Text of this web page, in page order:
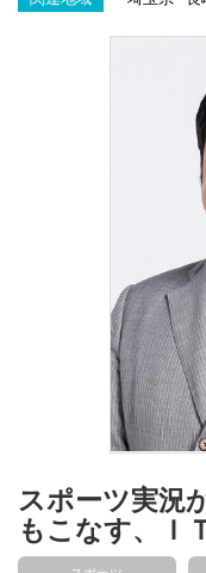
スポーツ実況
もこなす、Ｉ